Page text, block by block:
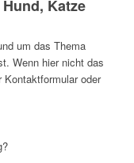
Katze
um das Thema
Wenn hier nicht das
oder